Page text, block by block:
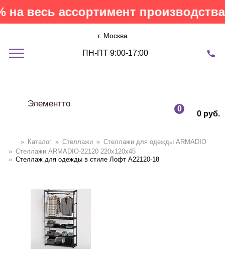
весь ассортимент
г. Москва
ПН-ПТ 9:00-17:00
Элементто
0
0 руб.
» Каталог » Стеллажи » Cтеллажи для одежды ARMADIO
» Стеллажи ARMADIO-22120 220х120х45
» Стеллаж для одежды в стиле Лофт A22120-18